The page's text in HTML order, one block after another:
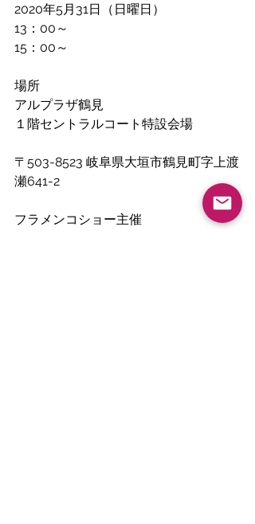
2020年5月31日（日曜日）
13：00～
15：00～
場所
アルプラザ鶴見
１階セントラルコート特設会場
〒503-8523 岐阜県大垣市鶴見町字上渡
瀬641-2
フラメンコショー主催